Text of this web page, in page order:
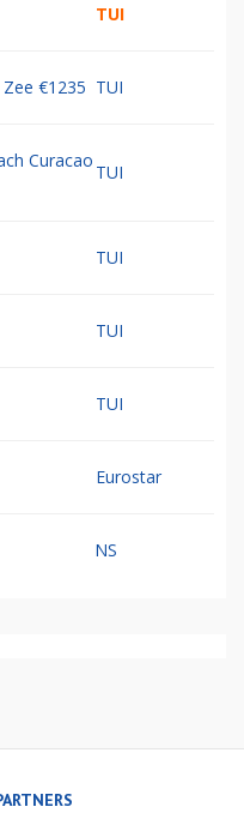
TUI
€1235 TUI
Curacao
TUI
TUI
TUI
TUI
Eurostar
NS